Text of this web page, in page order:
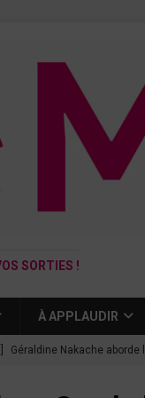
SORTIES !
À APPLAUDIR
Géraldine Nakache